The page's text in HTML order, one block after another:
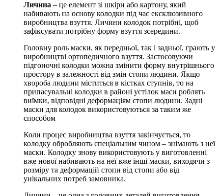
Личина – це елемент зі шкіри або картону, який
набивають на основу колодки під час ексклюзивного
виробництва взуття. Личини колодок потрібні, щоб
зафіксувати потрібну форму взуття зсередини.
Головну роль маски, як передньої, так і задньої, грають у
виробництві ортопедичного взуття. Застосовуючи
підгоночні колодки можна змінити форму внутрішнього
простору в залежності від змін стопи людини. Якщо
хвороба людини міститься в кістках ступнів, то на
припасувальні колодки в районі устілок маси роблять
виїмки, відповідні деформаціям стопи людини. Задні
маски для колодок використовуються за таким же
способом
Коли процес виробництва взуття закінчується, то
колодку обробляють спеціальним чином – знімають з неї
маски. Колодку знову використовують у виготовленні
вже нової набивають на неї вже інші маски, виходячи з
розміру та деформацій стопи від стопи або від
унікальних потреб замовника.